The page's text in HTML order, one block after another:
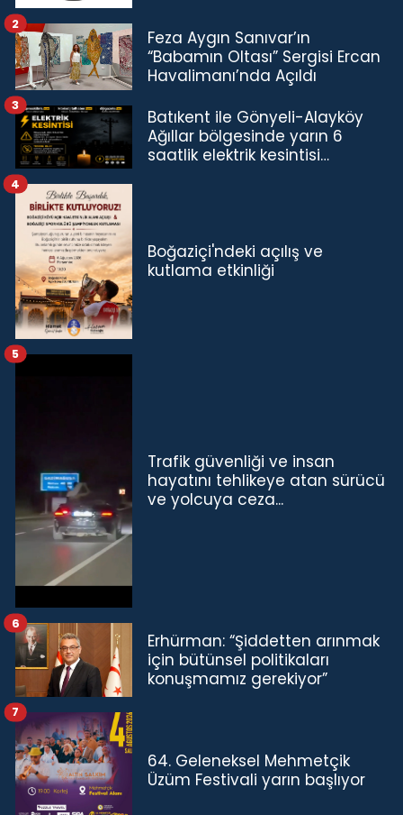
Feza Aygın Sanıvar’ın
“Babamın Oltası” Sergisi Ercan
Havalimanı’nda Açıldı
2
Batıkent ile Gönyeli-Alayköy
Ağıllar bölgesinde yarın 6
saatlik elektrik kesintisi…
3
Boğaziçi'ndeki açılış ve
kutlama etkinliği
4
Trafik güvenliği ve insan
hayatını tehlikeye atan sürücü
ve yolcuya ceza...
5
Erhürman: “Şiddetten arınmak
için bütünsel politikaları
konuşmamız gerekiyor”
6
64. Geleneksel Mehmetçik
Üzüm Festivali yarın başlıyor
7